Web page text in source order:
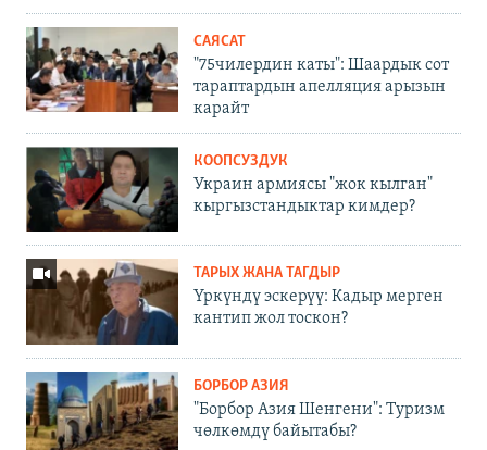
САЯСАТ
"75чилердин каты": Шаардык сот
тараптардын апелляция арызын
карайт
КООПСУЗДУК
Украин армиясы "жок кылган"
кыргызстандыктар кимдер?
ТАРЫХ ЖАНА ТАГДЫР
Үркүндү эскерүү: Кадыр мерген
кантип жол тоскон?
БОРБОР АЗИЯ
"Борбор Азия Шенгени": Туризм
чөлкөмдү байытабы?